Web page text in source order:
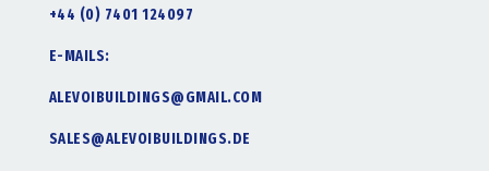
+44 (0) 7401 124097
E-MAILS:
ALEVOIBUILDINGS@GMAIL.COM
SALES@ALEVOIBUILDINGS.DE